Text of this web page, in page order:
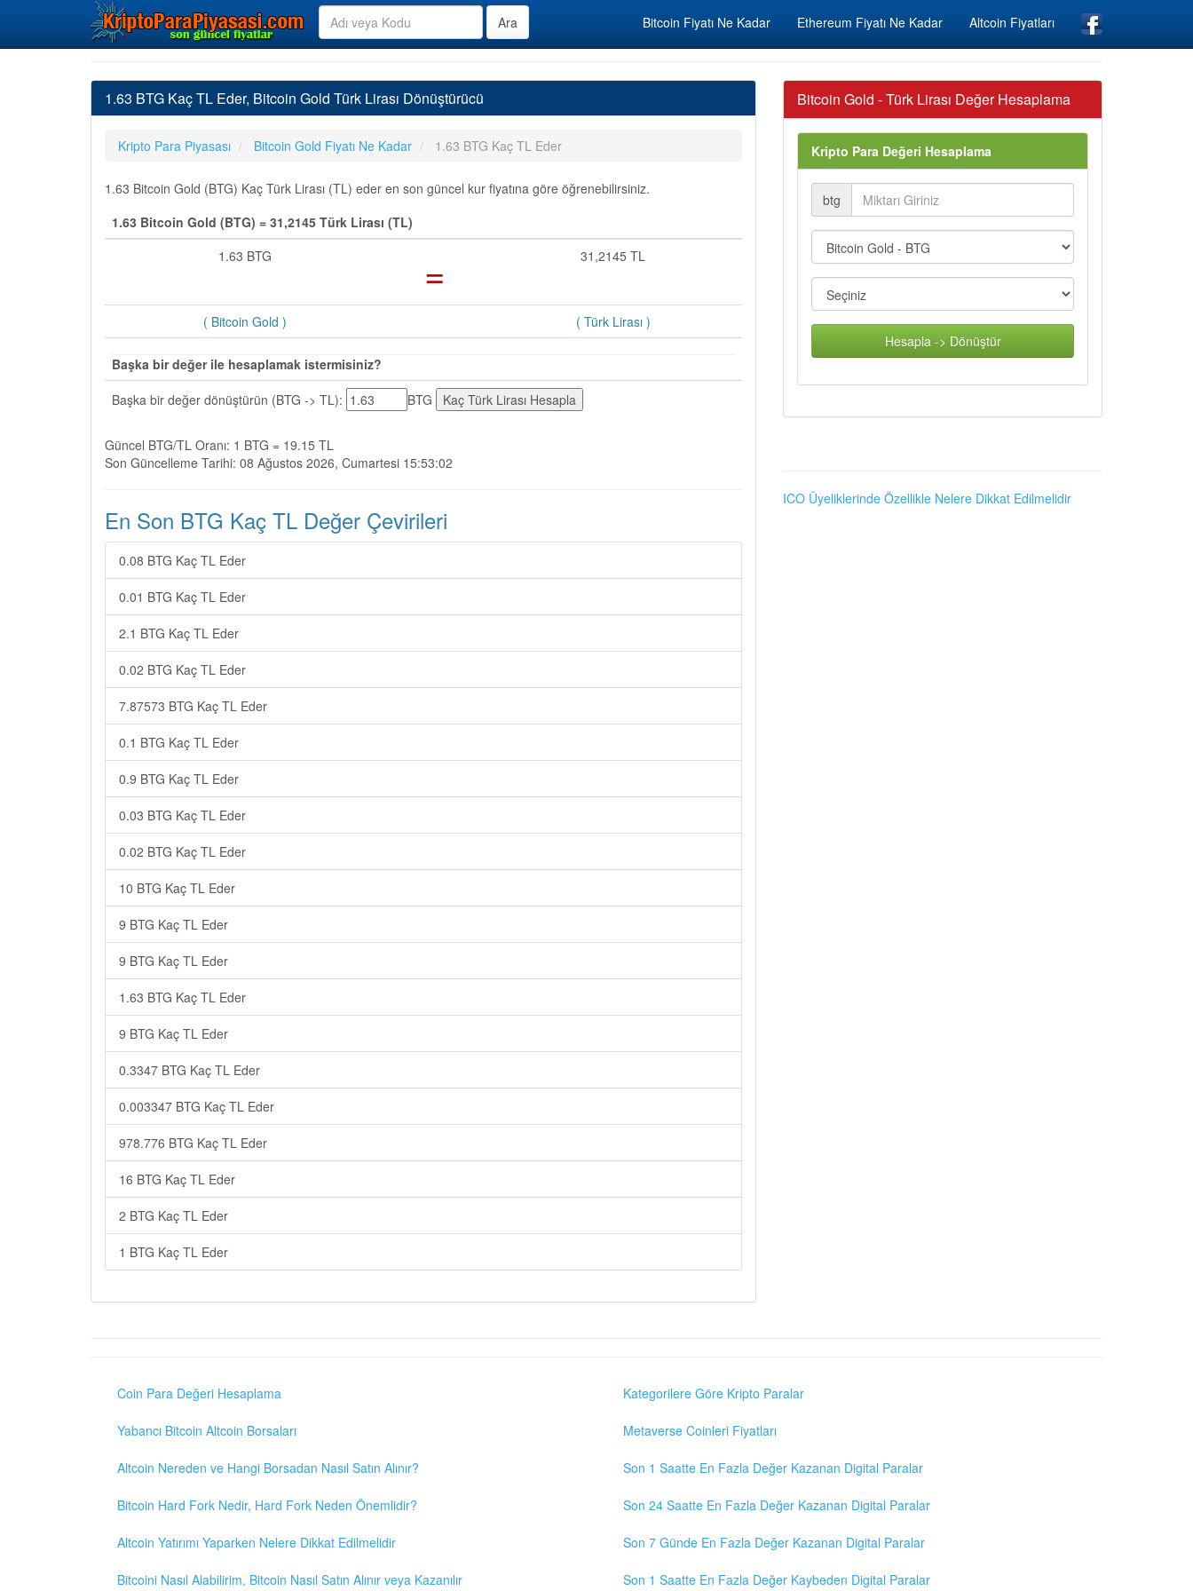
Bitcoin Fiyatı Ne Kadar Ethereum Fiyatı Ne Kadar Altcoin Fiyatları
1.63 BTG Kaç TL Eder, Bitcoin Gold Türk Lirası Dönüştürücü
Kripto Para Piyasası Bitcoin Gold Fiyatı Ne Kadar 1.63 BTG Kaç TL Eder
1.63 Bitcoin Gold (BTG) Kaç Türk Lirası (TL) eder en son güncel kur fiyatına göre öğrenebilirsiniz.
1.63 Bitcoin Gold (BTG) = 31,2145 Türk Lirası (TL)
1.63 BTG
= 31,2145 TL
( Bitcoin Gold ) ( Türk Lirası )
Başka bir değer ile hesaplamak istermisiniz?
Başka bir değer dönüştürün (BTG -> TL):
BTG
Güncel BTG/TL Oranı: 1 BTG = 19.15 TL
Son Güncelleme Tarihi: 08 Ağustos 2026, Cumartesi 15:53:02
En Son BTG Kaç TL Değer Çevirileri
0.08 BTG Kaç TL Eder
0.01 BTG Kaç TL Eder
2.1 BTG Kaç TL Eder
0.02 BTG Kaç TL Eder
7.87573 BTG Kaç TL Eder
0.1 BTG Kaç TL Eder
0.9 BTG Kaç TL Eder
0.03 BTG Kaç TL Eder
0.02 BTG Kaç TL Eder
10 BTG Kaç TL Eder
9 BTG Kaç TL Eder
9 BTG Kaç TL Eder
1.63 BTG Kaç TL Eder
9 BTG Kaç TL Eder
0.3347 BTG Kaç TL Eder
0.003347 BTG Kaç TL Eder
978.776 BTG Kaç TL Eder
16 BTG Kaç TL Eder
2 BTG Kaç TL Eder
1 BTG Kaç TL Eder
Bitcoin Gold - Türk Lirası Değer Hesaplama
Kripto Para Değeri Hesaplama
btg
Hesapla -> Dönüştür
ICO Üyeliklerinde Özellikle Nelere Dikkat Edilmelidir
Coin Para Değeri Hesaplama
Yabancı Bitcoin Altcoin Borsaları
Altcoin Nereden ve Hangi Borsadan Nasıl Satın Alınır?
Bitcoin Hard Fork Nedir, Hard Fork Neden Önemlidir?
Altcoin Yatırımı Yaparken Nelere Dikkat Edilmelidir
Bitcoini Nasıl Alabilirim, Bitcoin Nasıl Satın Alınır veya Kazanılır
Kategorilere Göre Kripto Paralar
Metaverse Coinleri Fiyatları
Son 1 Saatte En Fazla Değer Kazanan Digital Paralar
Son 24 Saatte En Fazla Değer Kazanan Digital Paralar
Son 7 Günde En Fazla Değer Kazanan Digital Paralar
Son 1 Saatte En Fazla Değer Kaybeden Digital Paralar